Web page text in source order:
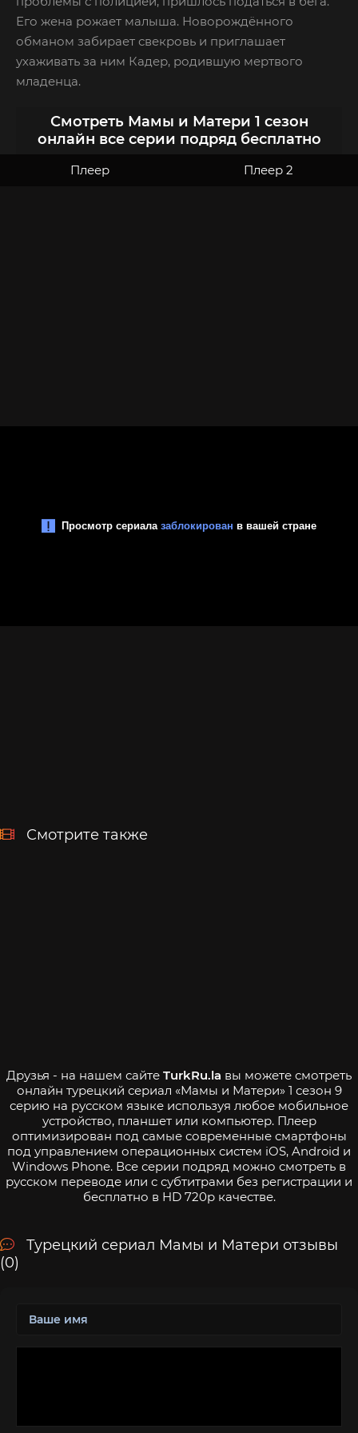
Его жена рожает малыша. Новорождённого
обманом забирает свекровь и приглашает
ухаживать за ним Кадер, родившую мертвого
младенца.
Смотреть Мамы и Матери 1 сезон
онлайн все серии подряд бесплатно
Плеер Плеер 2
Смотрите также
Друзья - на нашем сайте TurkRu.la вы можете смотреть
онлайн турецкий сериал «Мамы и Матери» 1 сезон 9
серию на русском языке используя любое мобильное
устройство, планшет или компьютер. Плеер
оптимизирован под самые современные смартфоны
под управлением операционных систем iOS, Android и
Windows Phone. Все серии подряд можно смотреть в
русском переводе или с субтитрами без регистрации и
бесплатно в HD 720p качестве.
Турецкий сериал Мамы и Матери отзывы
(0)